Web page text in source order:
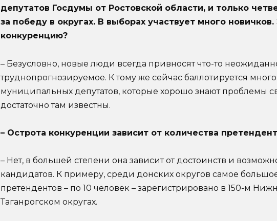
депутатов Госдумы от Ростовской области, и только
за победу в округах. В выборах участвует много
конкуренцию?
– Безусловно, новые люди всегда привносят что-то
труднопрогнозируемое. К тому же сейчас баллотируется
муниципальных депутатов, которые хорошо знают проблемы
достаточно там известны.
– Острота конкуренции зависит от количества
– Нет, в большей степени она зависит от достоинств и
кандидатов. К примеру, среди донских округов самое
претендентов – по 10 человек – зарегистрировано в 150-м
Таганрогском округах.